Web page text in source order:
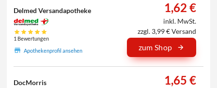
Delmed Versandapotheke
1 Bewertungen
Apothekenprofil ansehen
1,62 €
inkl. MwSt.
zzgl. 3,99 € Versand
zum Shop
DocMorris 1,65 €